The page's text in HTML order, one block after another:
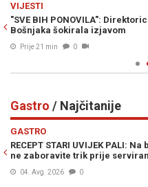
VIJESTI
"SVE BIH PONOVILA":
Bošnjaka šokirala izjavom
Prije 21 min 0
Gastro / Najčitanije
GASTRO
RECEPT STARI UVIJEK PALI:
ne zaboravite trik prije
04. Avg. 2026 0